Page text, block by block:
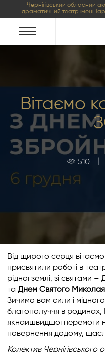
Чернігівський обласний
драматичний театр імені
Вітаємо
510
Від щирого серця
присвятили роботі в
рідної землі, зі святами –
та Днем Святого Миколая
Зичимо вам сили і
благополуччя в родинах,
якнайшвидшої перемоги
повернення додому,
Колектив Чернігівського